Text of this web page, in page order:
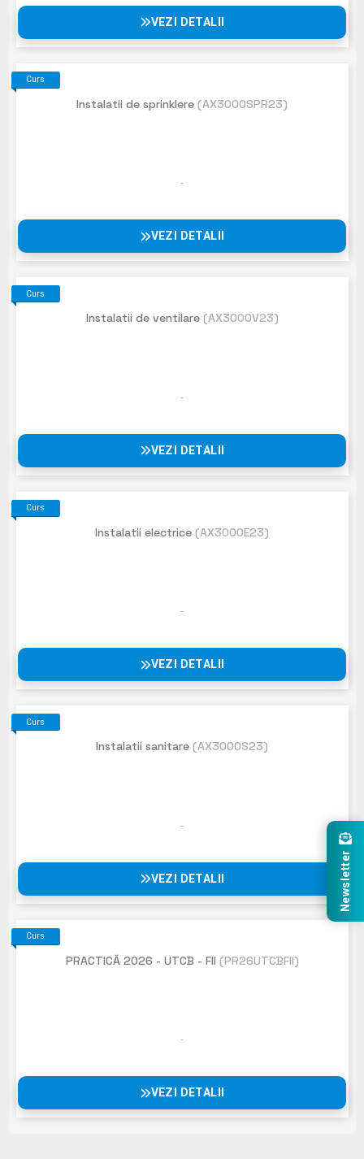
VEZI DETALII
Curs
Instalatii de sprinklere (AX3000SPR23)
VEZI DETALII
Curs
Instalatii de ventilare (AX3000V23)
VEZI DETALII
Curs
Instalatii electrice (AX3000E23)
VEZI DETALII
Curs
Instalatii sanitare (AX3000S23)
VEZI DETALII
Curs
PRACTICĂ 2026 - UTCB - FII (PR26UTCBFII)
VEZI DETALII
Newsletter